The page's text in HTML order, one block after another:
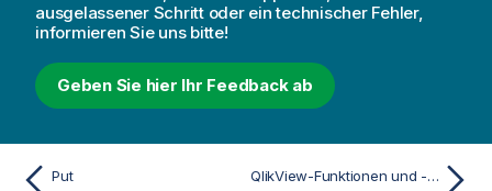
ausgelassener Schritt oder ein technischer Fehler,
informieren Sie uns bitte!
Geben Sie hier Ihr Feedback ab
Put QlikView-Funktionen und -Befehle, die in Qlik Sense nicht unterstützt werden